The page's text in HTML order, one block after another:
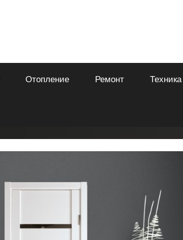
Отопление Ремонт Техника